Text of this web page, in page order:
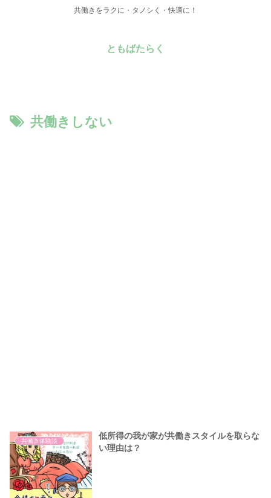
共働きをラクに・タノシく・快適に！
ともばたらく
共働きしない
共働き体験談
低所得の我が家が共働きスタイルを取らな
い理由は？